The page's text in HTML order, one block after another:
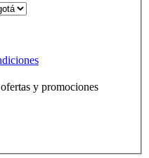
y promociones